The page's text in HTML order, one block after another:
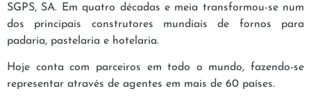
SGPS, SA. Em quatro décadas e meia transformou-se num
dos principais construtores mundiais de fornos para
padaria, pastelaria e hotelaria.
Hoje conta com parceiros em todo o mundo, fazendo-se
representar através de agentes em mais de 60 países.